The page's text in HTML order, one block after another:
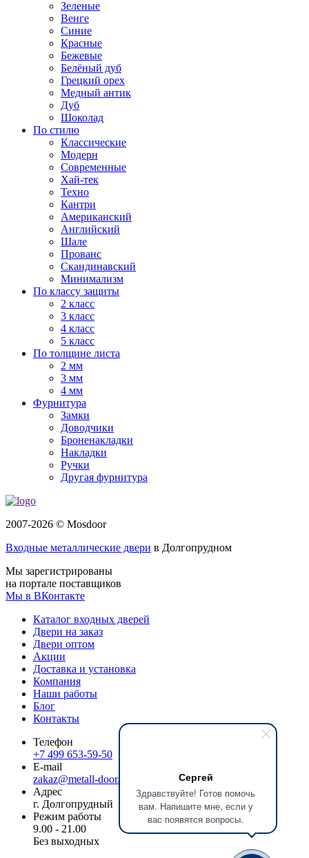
Сергей
Здравствуйте! Готов помочь
вам. Напишите мне, если у
вас появятся вопросы.
Зеленые
Венге
Синие
Красные
Бежевые
Белёный дуб
Грецкий орех
Медный антик
Дуб
Шоколад
По стилю
Классические
Модерн
Современные
Хай-тек
Техно
Кантри
Американский
Английский
Шале
Прованс
Скандинавский
Минимализм
По классу защиты
2 класс
3 класс
4 класс
5 класс
По толщине листа
2 мм
3 мм
4 мм
Фурнитура
Замки
Доводчики
Броненакладки
Накладки
Ручки
Другая фурнитура
2007-2026 © Mosdoor
Входные металлические двери в Долгопрудном
Мы зарегистрированы
на портале поставщиков
Мы в ВКонтакте
Каталог входных дверей
Двери на заказ
Двери оптом
Акции
Доставка и установка
Компания
Наши работы
Блог
Контакты
Телефон
+7 499 653-59-50
E-mail
zakaz@metall-door.ru
Адрес
г. Долгопрудный
Режим работы
9.00 - 21.00
Без выходных